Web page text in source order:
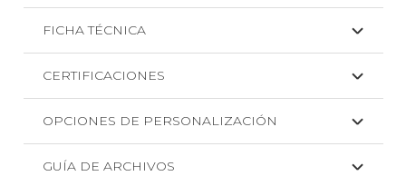
FICHA TÉCNICA
CERTIFICACIONES
OPCIONES DE PERSONALIZACIÓN
GUÍA DE ARCHIVOS